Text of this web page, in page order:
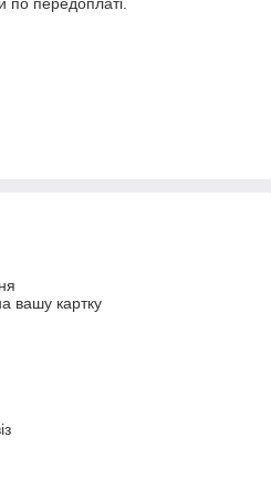
вашу картку